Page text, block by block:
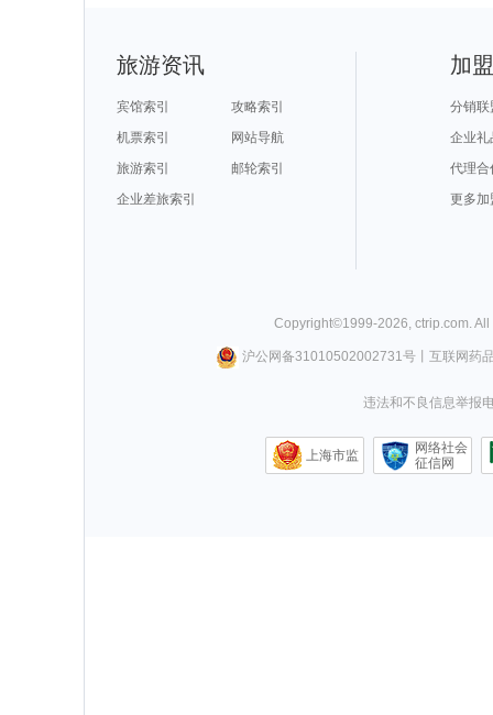
旅游资讯
宾馆索引
攻略索引
机票索引
网站导航
旅游索引
邮轮索引
企业差旅索引
加
分销联
企业礼
代理合
更多加
Copyright©1999-2026 ctrip.com .
沪公网备31010502002731号丨 互联网药
违法和不良信息举报
上海市监
网络社会
征信网